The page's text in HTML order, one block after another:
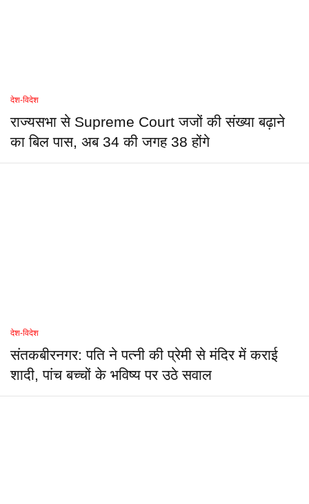
देश-विदेश
राज्यसभा से Supreme Court जजों की संख्या बढ़ाने
का बिल पास, अब 34 की जगह 38 होंगे
देश-विदेश
संतकबीरनगर: पति ने पत्नी की प्रेमी से मंदिर में कराई
शादी, पांच बच्चों के भविष्य पर उठे सवाल